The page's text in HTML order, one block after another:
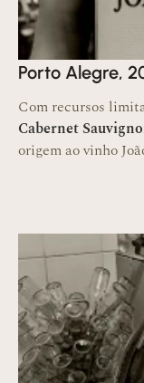
Porto Alegre,
Com recursos
Cabernet
origem ao vinho